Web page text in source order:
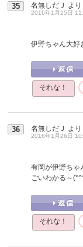
35 名無しだＪ より
2016年1月25日
伊野ちゃん大好
それな！
36 名無しだＪ より
2016年1月26日
有岡が伊野ちゃ
ごいわかる～
それな！